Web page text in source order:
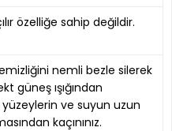
özelliğe sahip değildir.
nemli bezle silerek
güneş ışığından
yüzeylerin ve suyun uzun
kaçınınız.